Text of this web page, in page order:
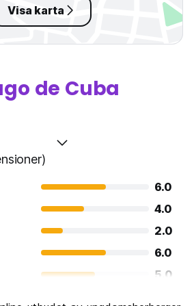
Visa karta
de Cuba
6.0
4.0
2.0
6.0
5.0